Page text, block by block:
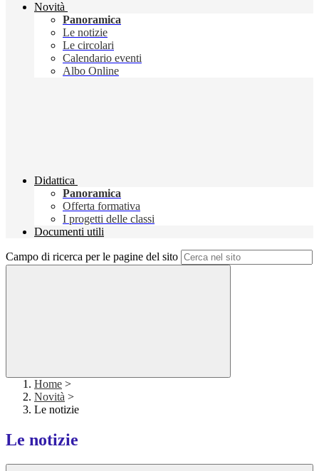
Novità
Panoramica
Le notizie
Le circolari
Calendario eventi
Albo Online
Didattica
Panoramica
Offerta formativa
I progetti delle classi
Documenti utili
Campo di ricerca per le pagine del sito
Home >
Novità >
Le notizie
Le notizie